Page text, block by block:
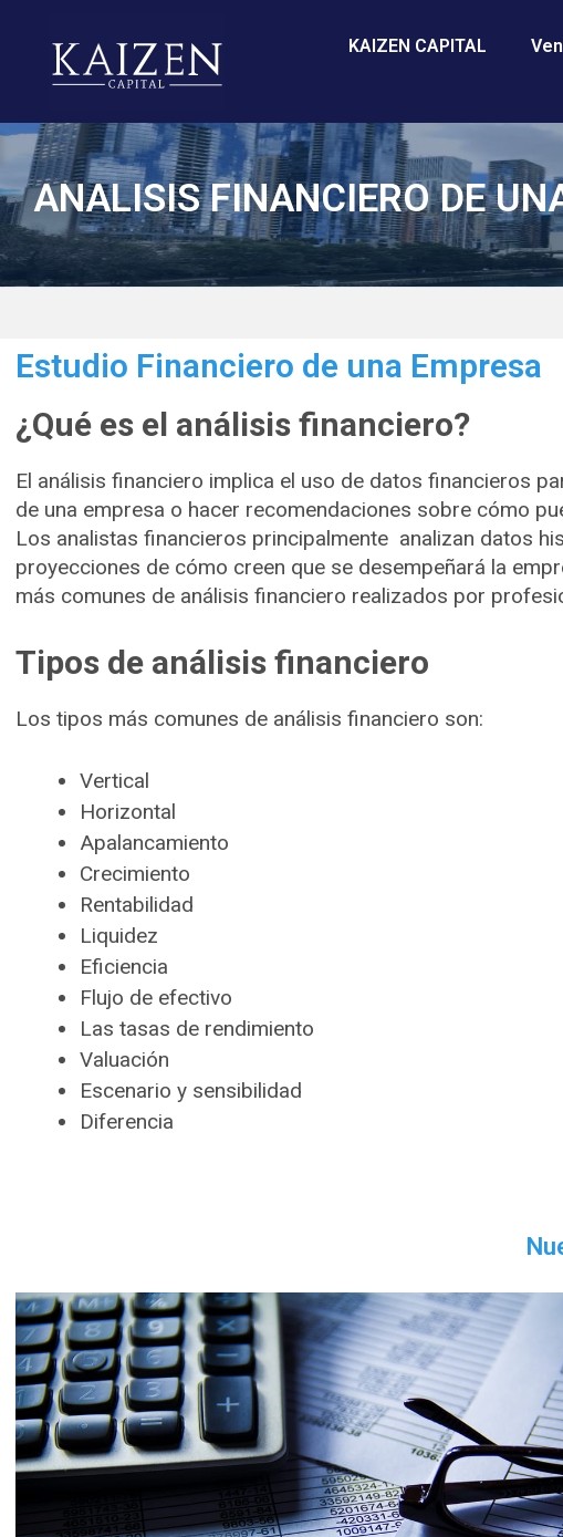
KAIZEN CAPITAL
ANALISIS FINANCIERO DE
Estudio Financiero de una Empresa
¿Qué es el análisis financiero?
El análisis financiero implica el uso de datos financieros
de una empresa o hacer recomendaciones sobre cómo
Los analistas financieros principalmente analizan datos
proyecciones de cómo creen que se desempeñará la
más comunes de análisis financiero realizados por
Tipos de análisis financiero
Los tipos más comunes de análisis financiero son:
Vertical
Horizontal
Apalancamiento
Crecimiento
Rentabilidad
Liquidez
Eficiencia
Flujo de efectivo
Las tasas de rendimiento
Valuación
Escenario y sensibilidad
Diferencia